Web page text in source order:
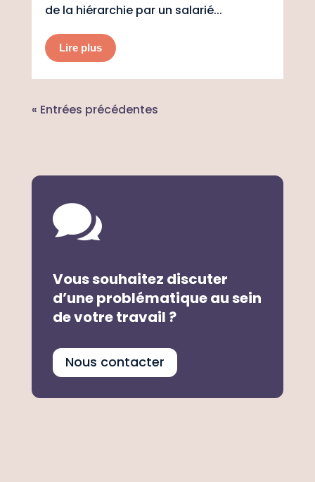
de la hiérarchie par un salarié...
Lire plus
« Entrées précédentes

Vous souhaitez discuter
d’une problématique au sein
de votre travail ?
Nous contacter